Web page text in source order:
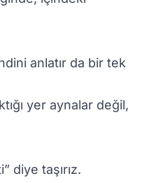
anlatır da bir tek
yer aynalar değil,
diye taşırız.